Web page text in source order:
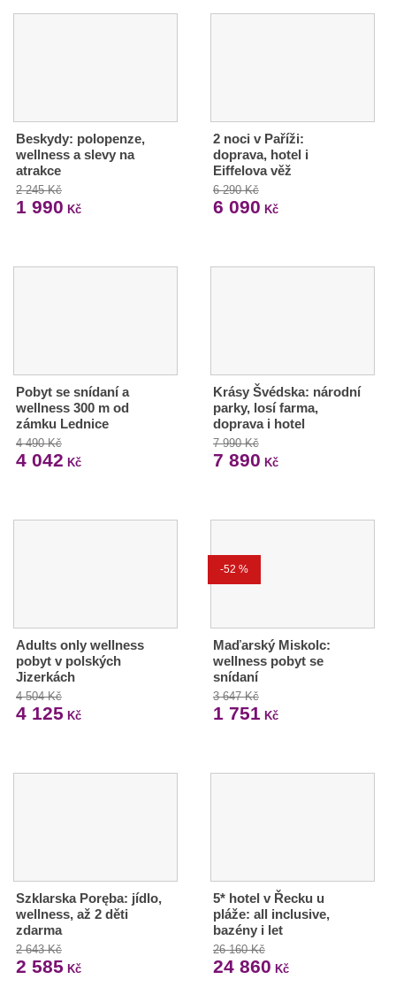
Beskydy: polopenze,
wellness a slevy na
atrakce
2 245 Kč
1 990 Kč
2 noci v Paříži:
doprava, hotel i
Eiffelova věž
6 290 Kč
6 090 Kč
Pobyt se snídaní a
wellness 300 m od
zámku Lednice
4 490 Kč
4 042 Kč
Krásy Švédska: národní
parky, losí farma,
doprava i hotel
7 990 Kč
7 890 Kč
Adults only wellness
pobyt v polských
Jizerkách
4 504 Kč
4 125 Kč
-52 %
Maďarský Miskolc:
wellness pobyt se
snídaní
3 647 Kč
1 751 Kč
Szklarska Poręba: jídlo,
wellness, až 2 děti
zdarma
2 643 Kč
2 585 Kč
5* hotel v Řecku u
pláže: all inclusive,
bazény i let
26 160 Kč
24 860 Kč